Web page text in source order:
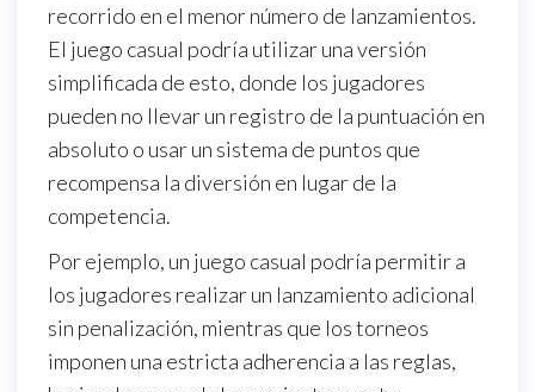
recorrido en el menor número de lanzamientos.
El juego casual podría utilizar una versión
simplificada de esto, donde los jugadores
pueden no llevar un registro de la puntuación en
absoluto o usar un sistema de puntos que
recompensa la diversión en lugar de la
competencia.
Por ejemplo, un juego casual podría permitir a
los jugadores realizar un lanzamiento adicional
sin penalización, mientras que los torneos
imponen una estricta adherencia a las reglas,